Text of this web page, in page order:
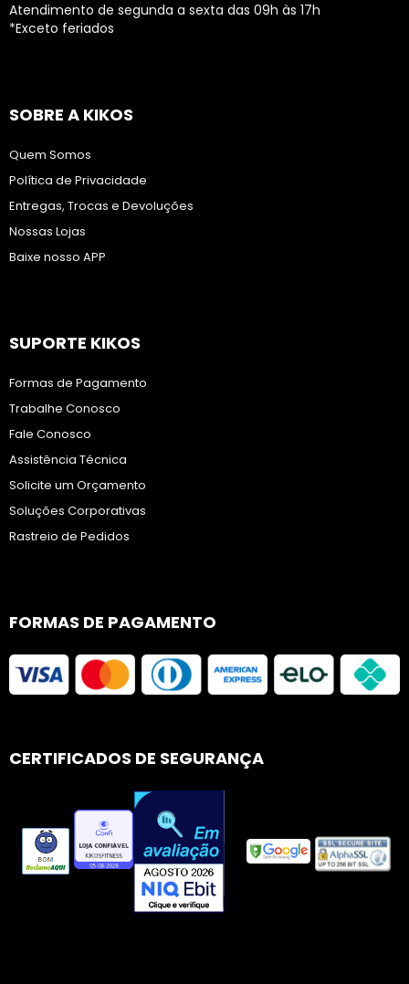
Atendimento de segunda a sexta das 09h às 17h
*Exceto feriados
SOBRE A KIKOS
Quem Somos
Política de Privacidade
Entregas, Trocas e Devoluções
Nossas Lojas
Baixe nosso APP
SUPORTE KIKOS
Formas de Pagamento
Trabalhe Conosco
Fale Conosco
Assistência Técnica
Solicite um Orçamento
Soluções Corporativas
Rastreio de Pedidos
FORMAS DE PAGAMENTO
CERTIFICADOS DE SEGURANÇA